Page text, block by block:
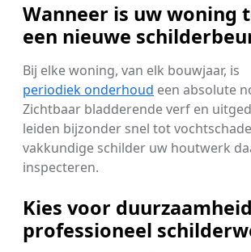
Wanneer is uw woning
een nieuwe
Bij elke woning, van elk bouwjaar, is
periodiek onderhoud een absolute
Zichtbaar bladderende verf en
leiden bijzonder snel tot
vakkundige schilder uw houtwerk
inspecteren.
Kies voor
professioneel